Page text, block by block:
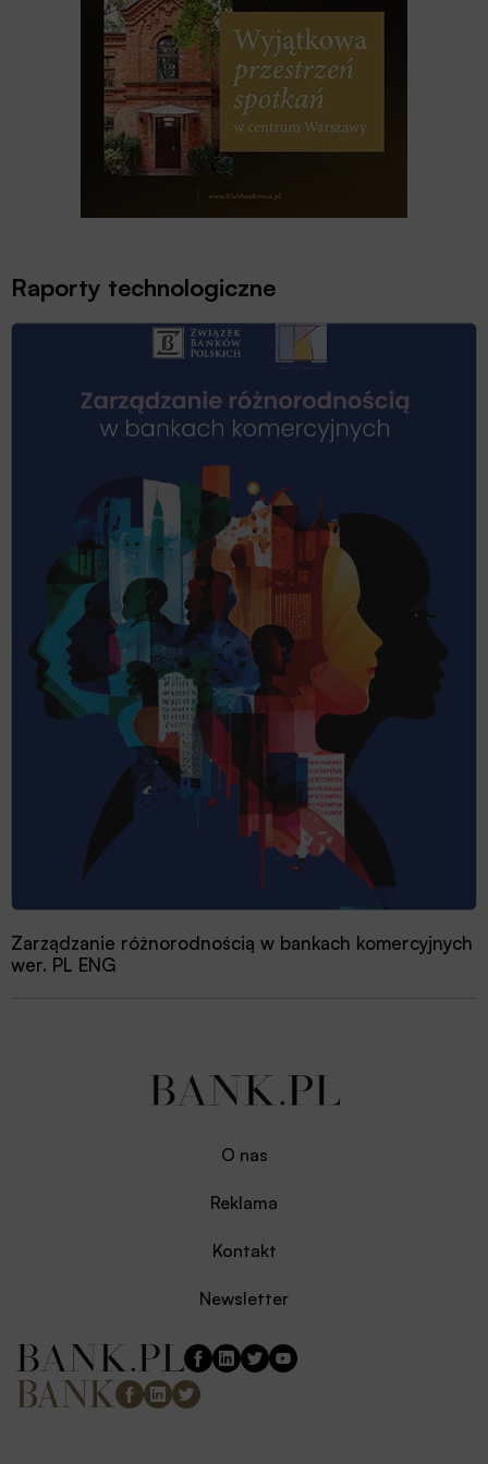
Raporty technologiczne
Zarządzanie różnorodnością w bankach komercyjnych
wer. PL ENG
O nas
Reklama
Kontakt
Newsletter